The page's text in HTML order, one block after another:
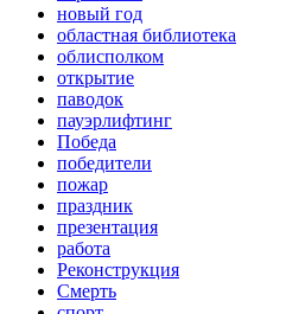
новый год
областная библиотека
облисполком
открытие
паводок
пауэрлифтинг
Победа
победители
пожар
праздник
презентация
работа
Реконструкция
Смерть